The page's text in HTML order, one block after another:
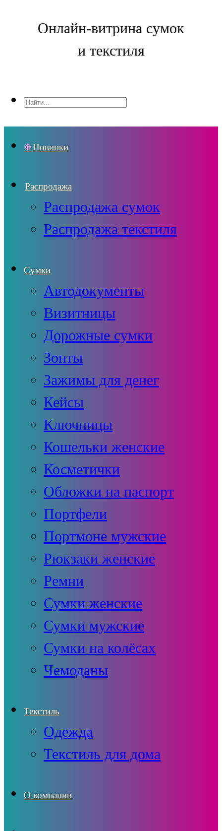
Онлайн-витрина сумок
и текстиля
Новинки
Распродажа
Распродажа сумок
Распродажа текстиля
Сумки
Автодокументы
Визитницы
Дорожные сумки
Зонты
Зажимы для денег
Кейсы
Ключницы
Кошельки женские
Косметички
Обложки на паспорт
Портфели
Портмоне мужские
Рюкзаки женские
Ремни
Сумки женские
Сумки мужские
Сумки на колёсах
Чемоданы
Текстиль
Одежда
Текстиль для дома
О компании